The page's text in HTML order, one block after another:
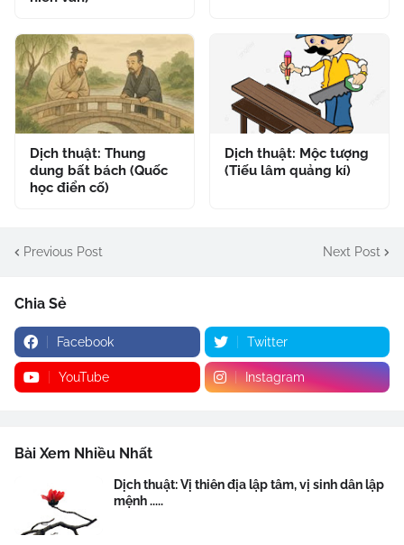
Dịch thuật: Thung
dung bất bách (Quốc
học điển cố)
Dịch thuật: Mộc tượng
(Tiếu lâm quảng kí)
Previous Post Next Post
Chia Sẻ
Facebook Twitter
YouTube Instagram
Bài Xem Nhiều Nhất
Dịch thuật: Vị thiên địa lập tâm, vị sinh dân lập
mệnh .....